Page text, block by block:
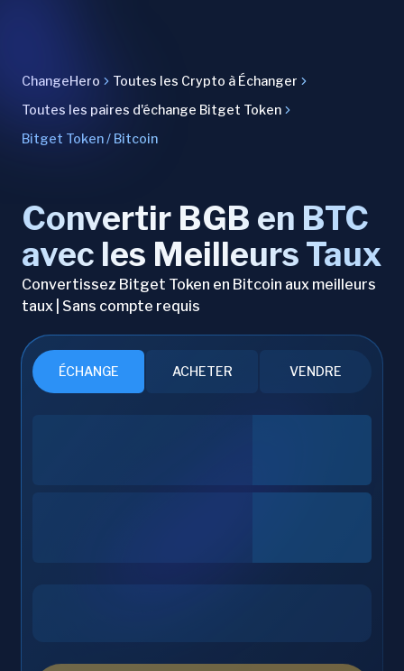
ChangeHero
Toutes les Crypto à Échanger
Toutes les paires d'échange Bitget Token
Bitget Token / Bitcoin
Convertir BGB en BTC
avec les Meilleurs Taux
Convertissez Bitget Token en Bitcoin aux meilleurs
taux | Sans compte requis
ÉCHANGE ACHETER VENDRE